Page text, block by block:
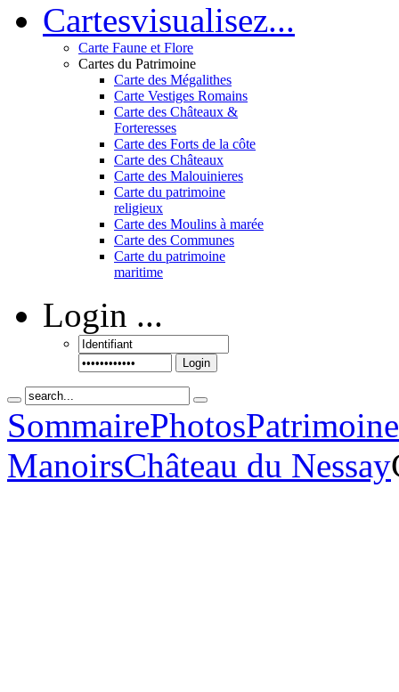
Cartesvisualisez...
Carte Faune et Flore
Cartes du Patrimoine
Carte des Mégalithes
Carte Vestiges Romains
Carte des Châteaux &
Forteresses
Carte des Forts de la côte
Carte des Châteaux
Carte des Malouinieres
Carte du patrimoine
religieux
Carte des Moulins à marée
Carte des Communes
Carte du patrimoine
maritime
Login ...
Login
SommairePhotos
ManoirsChâteau du Nessay